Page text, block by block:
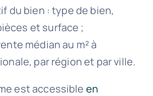
du bien : type de bien,
et surface ;
médian au m² à
par région et par ville.
est accessible en